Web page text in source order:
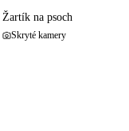
Žartík na psoch
Skryté kamery